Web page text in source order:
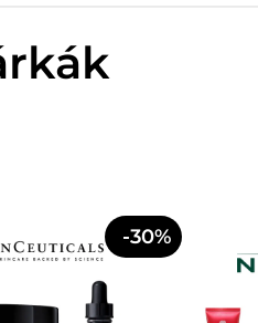
-30%